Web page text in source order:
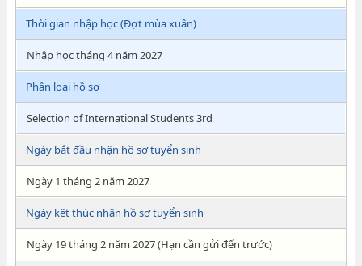
Thời gian nhập học (Đợt mùa xuân)
Nhập học tháng 4 năm 2027
Phân loại hồ sơ
Selection of International Students 3rd
Ngày bắt đầu nhận hồ sơ tuyển sinh
Ngày 1 tháng 2 năm 2027
Ngày kết thúc nhận hồ sơ tuyển sinh
Ngày 19 tháng 2 năm 2027 (Hạn cần gửi đến trước)